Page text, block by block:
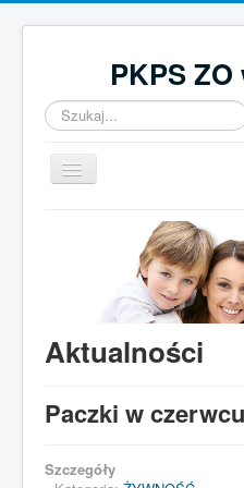
PKPS
Szukaj...
Przełącz
nawigację
Aktualności
UWAGA! Ten
Brak zmiany ustawienia
Czytaj więcej…
Aktualności
Paczki w
Szczegóły